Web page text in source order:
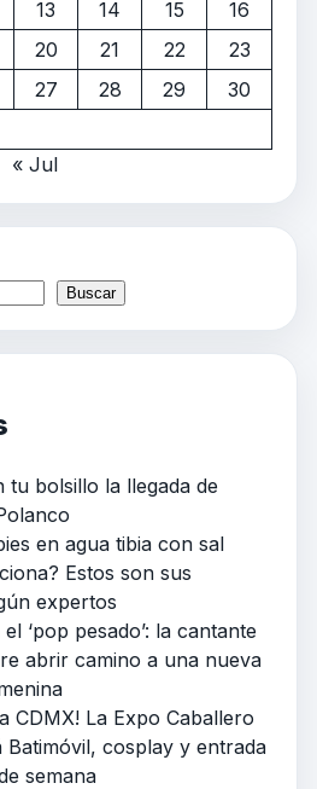
13 14 15
16
20 21 22
23
27 28 29
30
« Jul
Buscar
tu bolsillo la llegada de
en agua tibia con sal
Estos son sus
expertos
‘pop pesado’: la cantante
abrir camino a una nueva
CDMX! La Expo Caballero
Batimóvil, cosplay y entrada
semana